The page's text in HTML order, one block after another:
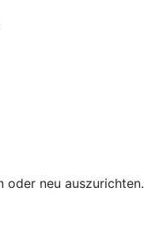
oder neu auszurichten.